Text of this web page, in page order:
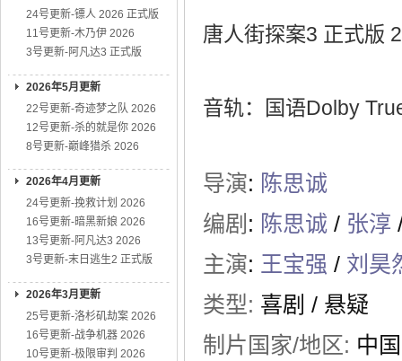
24号更新-镖人 2026 正式版
11号更新-木乃伊 2026
3号更新-阿凡达3 正式版
2026年5月更新
22号更新-奇迹梦之队 2026
12号更新-杀的就是你 2026
8号更新-巅峰猎杀 2026
2026年4月更新
24号更新-挽救计划 2026
16号更新-暗黑新娘 2026
13号更新-阿凡达3 2026
3号更新-末日逃生2 正式版
2026年3月更新
25号更新-洛杉矶劫案 2026
16号更新-战争机器 2026
10号更新-极限审判 2026
唐人街探案3 正式版
音轨：国语Dolby
导演: 陈思诚
编剧 : 陈思诚 / 张淳
主演: 王宝强 / 刘昊
类型: 喜剧 / 悬疑
制片国家/地区: 中